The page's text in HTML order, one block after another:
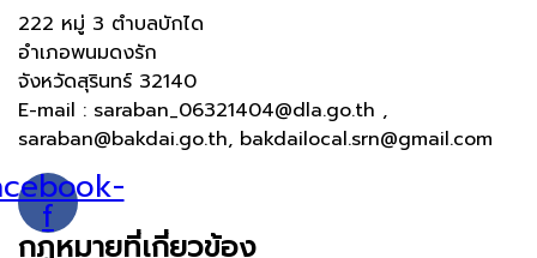
222 หมู่ 3 ตำบลบักได
อำเภอพนมดงรัก
จังหวัดสุรินทร์ 32140
E-mail : saraban_06321404@dla.go.th ,
saraban@bakdai.go.th, bakdailocal.srn@gmail.com
f
กฏหมายที่เกี่ยวข้อง